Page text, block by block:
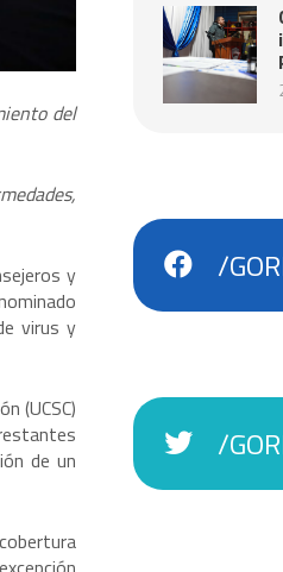
del
y
virus y
(UCSC)
de un
/
/